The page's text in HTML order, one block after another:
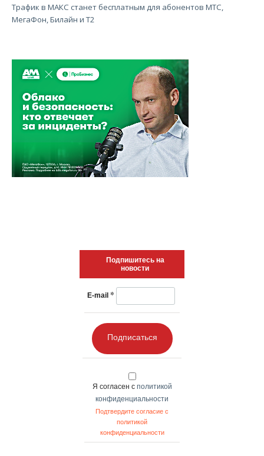
Трафик в МАКС станет бесплатным для абонентов МТС,
МегаФон, Билайн и Т2
Подпишитесь на
новости
E-mail *
Подписаться
Я согласен с политикой
конфиденциальности
Подтвердите согласие с
политикой
конфиденциальности